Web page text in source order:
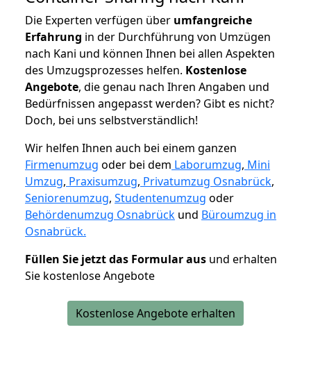
Die Experten verfügen über umfangreiche
Erfahrung in der Durchführung von Umzügen
nach Kani und können Ihnen bei allen Aspekten
des Umzugsprozesses helfen. Kostenlose
Angebote, die genau nach Ihren Angaben und
Bedürfnissen angepasst werden? Gibt es nicht?
Doch, bei uns selbstverständlich!
Wir helfen Ihnen auch bei einem ganzen
Firmenumzug oder bei dem Laborumzug, Mini
Umzug, Praxisumzug, Privatumzug Osnabrück,
Seniorenumzug, Studentenumzug oder
Behördenumzug Osnabrück und Büroumzug in
Osnabrück.
Füllen Sie jetzt das Formular aus und erhalten
Sie kostenlose Angebote
Kostenlose Angebote erhalten